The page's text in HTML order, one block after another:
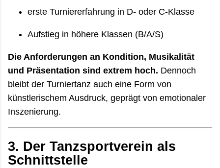
erste Turniererfahrung in D- oder C-Klasse
Aufstieg in höhere Klassen (B/A/S)
Die Anforderungen an Kondition, Musikalität
und Präsentation sind extrem hoch. Dennoch
bleibt der Turniertanz auch eine Form von
künstlerischem Ausdruck, geprägt von emotionaler
Inszenierung.
3. Der Tanzsportverein als
Schnittstelle